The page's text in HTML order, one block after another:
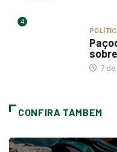
4
7
CONFIRA TAMBEM